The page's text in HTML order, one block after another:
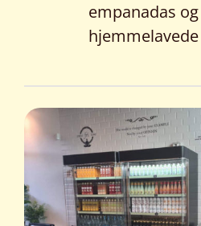
empanadas